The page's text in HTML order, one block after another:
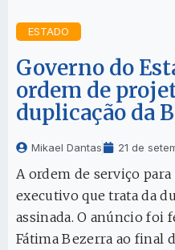
ESTADO
Governo do
ordem de
duplicação da
Mikael Dantas 21 de
A ordem de serviço
executivo que trata da
assinada. O anúncio foi
Fátima Bezerra ao final